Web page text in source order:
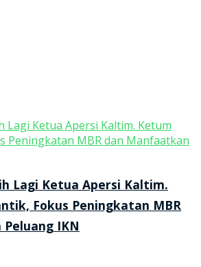
Lagi Ketua Apersi Kaltim.
Fokus Peningkatan MBR
IKN